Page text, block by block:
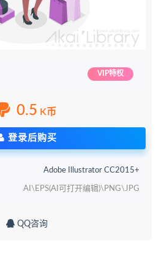
VIP特权
0.5 K币
登录后购买
Adobe Illustrator CC2015+
AI\EPS(AI可打开编辑)\PNG\JPG
QQ咨询